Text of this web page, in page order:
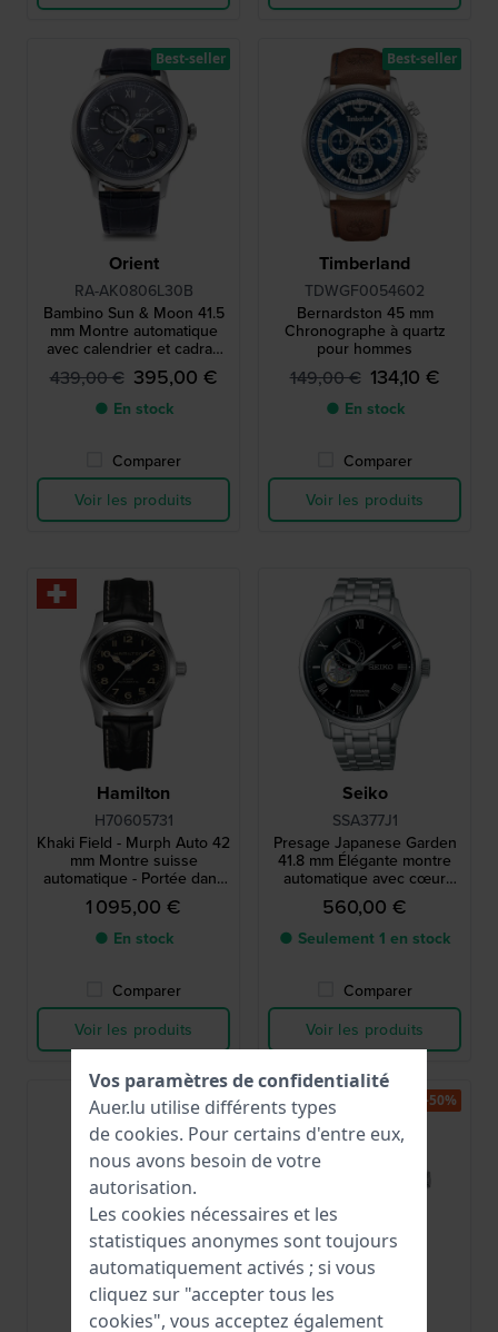
Orient
RA-AK0806L30B
Bambino Sun & Moon 41.5
mm Montre automatique
avec calendrier et cadran
jour-nuit
439,00 € 395,00 €
● En stock
Comparer
Voir les produits
Best-seller
Timberland
TDWGF0054602
Bernardston 45 mm
Chronographe à quartz
pour hommes
149,00 € 134,10 €
● En stock
Comparer
Voir les produits
Best-seller
Hamilton
H70605731
Khaki Field - Murph Auto 42
mm Montre suisse
automatique - Portée dans
le film Interstellar
1 095,00 €
● En stock
Comparer
Voir les produits
Seiko
SSA377J1
Presage Japanese Garden
41.8 mm Élégante montre
automatique avec cœur
ouvert et cadran 24h
560,00 €
● Seulement 1 en stock
Comparer
Voir les produits
Timex
-50% -50%
Vos paramètres de confidentialité
Auer.lu utilise différents types
de cookies. Pour certains d'entre eux,
nous avons besoin de votre
autorisation.
Les cookies nécessaires et les
statistiques anonymes sont toujours
automatiquement activés ; si vous
cliquez sur "accepter tous les
cookies", vous acceptez également